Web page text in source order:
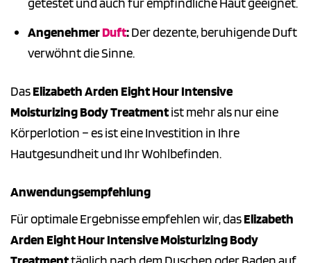
getestet und auch für empfindliche Haut geeignet.
AngenehmerDuft:Der dezente, beruhigende Duft
verwöhnt die Sinne.
DasElizabeth Arden Eight Hour Intensive
Moisturizing Body Treatmentist mehr als nur eine
Körperlotion – es ist eine Investition in Ihre
Hautgesundheit und Ihr Wohlbefinden.
Anwendungsempfehlung
Für optimale Ergebnisse empfehlen wir, dasElizabeth
Arden Eight Hour Intensive Moisturizing Body